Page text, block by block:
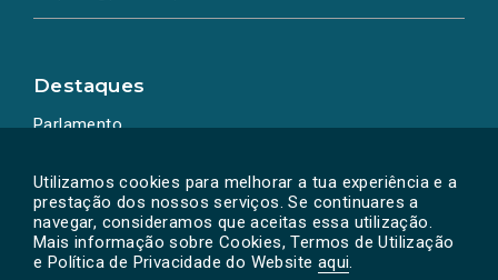
Utilizamos cookies para melhorar a tua experiência e a
prestação dos nossos serviços. Se continuares a
navegar, consideramos que aceitas essa utilização.
Mais informação sobre Cookies, Termos de Utilização
e Política de Privacidade do Website aqui.
Destaques
Parlamento